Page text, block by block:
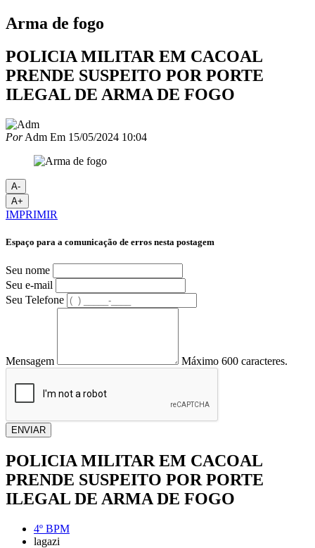
Arma de fogo
POLICIA MILITAR EM CACOAL
PRENDE SUSPEITO POR PORTE
ILEGAL DE ARMA DE FOGO
PorAdm Em 15/05/2024 10:04
A-
A+
IMPRIMIR
Espaço para a comunicação de erros nesta postagem
Seu nome
Seu e-mail
Seu Telefone
Mensagem Máximo 600 caracteres.
ENVIAR
POLICIA MILITAR EM CACOAL
PRENDE SUSPEITO POR PORTE
ILEGAL DE ARMA DE FOGO
4º BPM
lagazi